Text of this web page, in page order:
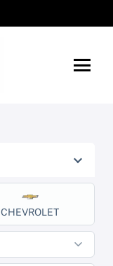
CHEVROLET